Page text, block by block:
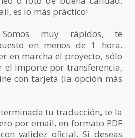
es lo más práctico!
muy rápidos, te
en menos de 1 hora.
en marcha el proyecto, sólo
el importe por transferencia,
con tarjeta (la opción más
terminada tu traducción, te la
por email, en formato PDF
validez oficial. Si deseas